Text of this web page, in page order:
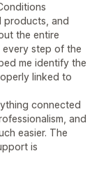
products, and
the entire
step of the
me identify the
linked to
connected
and
easier. The
is